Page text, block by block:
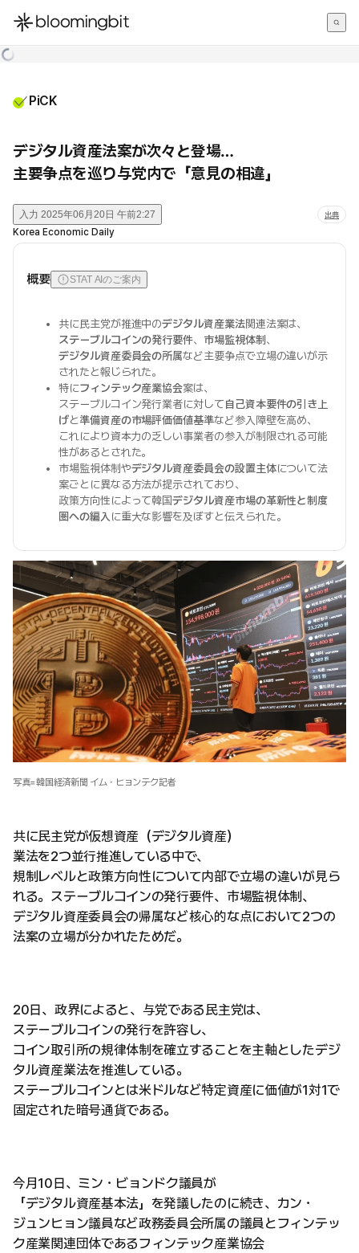
한국어
PiCK
デジタル資産法案が次々と登場…
主要争点を巡り与党内で「意見の相違」
入力 2025年06月20日 午前2:27 出典
Korea Economic Daily
概要 STAT AIのご案内
共に民主党が推進中のデジタル資産業法関連法案は、
ステーブルコインの発行要件、 市場監視体制 、
デジタル資産委員会の所属など主要争点で立場の違いが示
されたと報じられた。
特にフィンテック産業協会案は、
ステーブルコイン発行業者に対して自己資本要件の引き上
げと準備資産の市場評価価値基準など参入障壁を高め、
これにより資本力の乏しい事業者の参入が制限される可能
性があるとされた。
市場監視体制やデジタル資産委員会の設置主体について法
案ごとに異なる方法が提示されており、
政策方向性によって韓国デジタル資産市場の革新性と制度
圏への編入 に重大な影響を及ぼすと伝えられた。
写真=韓国経済新聞 イム・ヒョンテク記者
共に民主党が仮想資産（デジタル資産）
業法を2つ並行推進している中で、
規制レベルと政策方向性について内部で立場の違いが見ら
れる。ステーブルコインの発行要件、市場監視体制、
デジタル資産委員会の帰属など核心的な点において2つの
法案の立場が分かれたためだ。
20日、政界によると、与党である民主党は、
ステーブルコインの発行を許容し、
コイン取引所の規律体制を確立することを主軸としたデジ
タル資産業法を推進している。
ステーブルコインとは米ドルなど特定資産に価値が1対1で
固定された暗号通貨である。
今月10日、ミン・ビョンドク議員が
「デジタル資産基本法」を発議したのに続き、カン・
ジュンヒョン議員など政務委員会所属の議員とフィンテッ
ク産業関連団体であるフィンテック産業協会